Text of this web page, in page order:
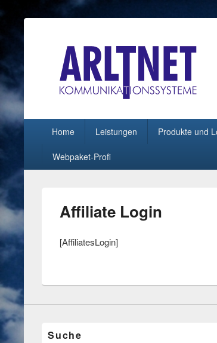
ARLTNET
Hauptmenü
Home Leistungen Produkte und
Webpaket-Profi
Affiliate Login
[AffiliatesLogin]
Suche